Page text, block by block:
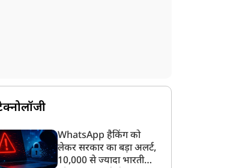
WhatsApp हैकिंग को
लेकर सरकार का बड़ा अलर्ट,
10,000 से ज्यादा भारतीयों